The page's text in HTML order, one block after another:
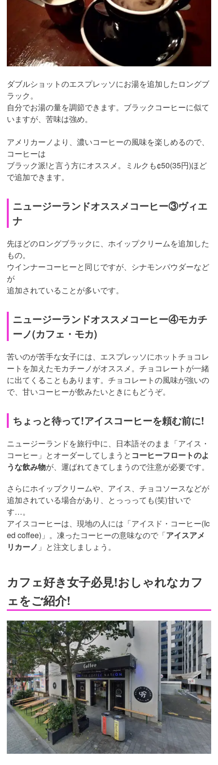
ダブルショットのエスプレッソにお湯を追加したロングブ
ラック。
自分でお湯の量を調節できます。ブラックコーヒーに似て
いますが、苦味は強め。
アメリカーノより、濃いコーヒーの風味を楽しめるので、
コーヒーは
ブラック派!と言う方にオススメ。ミルクも¢50(35円)ほど
で追加できます。
ニュージーランドオススメコーヒー③ヴィエ
ナ
先ほどのロングブラックに、ホイップクリームを追加した
もの。
ウインナーコーヒーと同じですが、シナモンパウダーなど
が
追加されていることが多いです。
ニュージーランドオススメコーヒー④モカチ
ーノ(カフェ・モカ)
苦いのが苦手な女子には、エスプレッソにホットチョコレ
ートを加えたモカチーノがオススメ。チョコレートが一緒
に出てくることもあります。チョコレートの風味が強いの
で、甘いコーヒーが飲みたいときにもどうぞ。
ちょっと待って!アイスコーヒーを頼む前に!
ニュージーランドを旅行中に、日本語そのまま「アイス・
コーヒー」とオーダーしてしまうと コーヒーフロートのよ
うな飲み物が、運ばれてきてしまうので注意が必要です。
さらにホイップクリームや、アイス、チョコソースなどが
追加されている場合があり、とっっっても(笑)甘いで
す…。
アイスコーヒーは、現地の人には「アイスド・コーヒー(Ic
ed coffee)」。凍ったコーヒーの意味なので「アイスアメ
リカーノ 」と注文しましょう。
カフェ好き女子必見!おしゃれなカフ
ェをご紹介!